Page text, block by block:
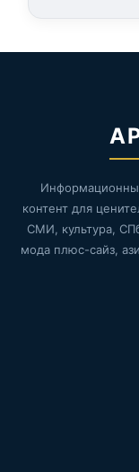
контент для
СМИ, культура,
мода плюс-сайз,